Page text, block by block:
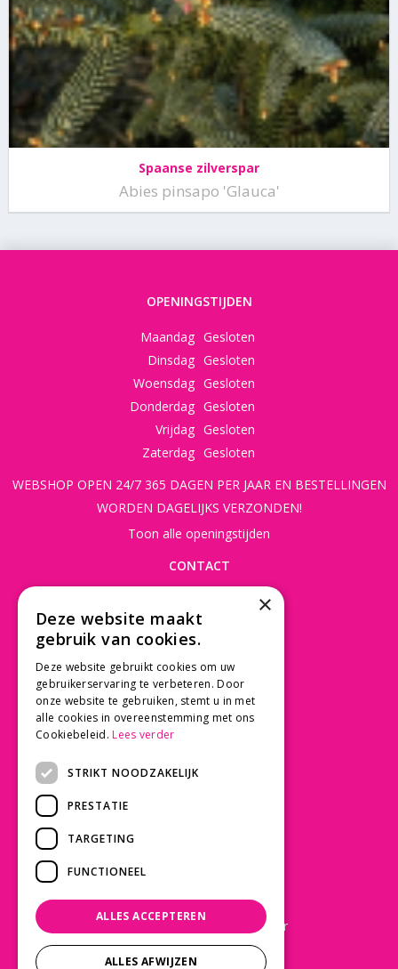
Spaanse zilverspar
Abies pinsapo 'Glauca'
OPENINGSTIJDEN
Maandag Gesloten
Dinsdag Gesloten
Woensdag Gesloten
Donderdag Gesloten
Vrijdag Gesloten
Zaterdag Gesloten
WEBSHOP OPEN 24/7 365 DAGEN PER JAAR EN BESTELLINGEN
WORDEN DAGELIJKS VERZONDEN!
Toon alle openingstijden
CONTACT
3997 MK 't Goy
030 - 60 11 365
info@tuincentrumdebruijn.nl
Betaalinformatie
Laat een Google review achter
×
Deze website maakt
gebruik van cookies.
Deze website gebruikt cookies om uw
gebruikerservaring te verbeteren. Door
onze website te gebruiken, stemt u in met
alle cookies in overeenstemming met ons
Cookiebeleid. Lees verder
STRIKT NOODZAKELIJK
PRESTATIE
TARGETING
FUNCTIONEEL
ALLES ACCEPTEREN
ALLES AFWIJZEN